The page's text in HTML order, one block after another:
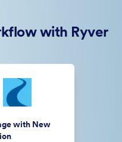
with Ryver
with New